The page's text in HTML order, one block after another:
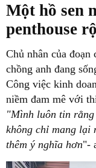
Một hồ sen
penthouse
Chủ nhân của
chồng anh đang
Công việc kinh
niềm đam mê với
"Mình luôn tin
không chỉ mang lại
thêm ý nghĩa hơn"-